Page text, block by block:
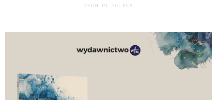
DEON.PL POLECA